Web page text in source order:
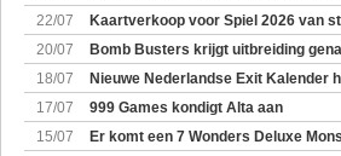
22/07
Kaartverkoop voor Spiel 2026 van
20/07
Bomb Busters krijgt uitbreiding
18/07
Nieuwe Nederlandse Exit Kalender
17/07
999 Games kondigt Alta aan
15/07
Er komt een 7 Wonders Deluxe